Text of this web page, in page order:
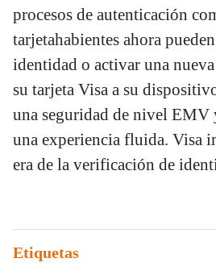
procesos de autenticación
tarjetahabientes ahora
identidad o activar una
su tarjeta Visa a su
una seguridad de nivel EMV
una experiencia fluida. Visa
era de la verificación de
Etiquetas